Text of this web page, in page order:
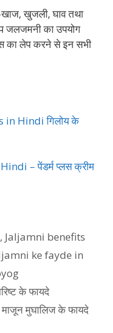
खुजली, घाव तथा
जलजमनी का उपयोग
का लेप करने से इन सभी
Hindi गिलोय के
– पेंडर्म प्लस क्रीम
, Jaljamni benefits
ke fayde in
के फायदे
मुघालिज के फायदे